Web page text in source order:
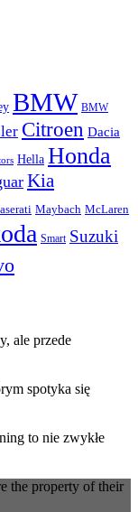
BMW BMW
Citroen Dacia
Hella Honda
Kia
Maybach McLaren
Smart Suzuki
ale przede
spotyka się
to nie zwykłe
the property of their